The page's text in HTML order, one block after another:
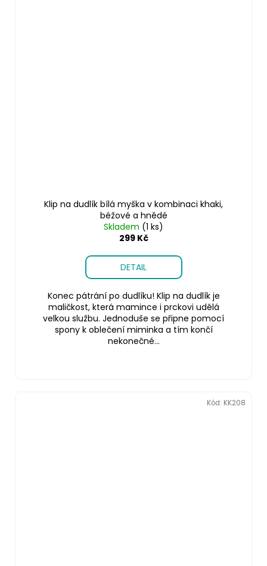
Klip na dudlík bílá myška v kombinaci khaki,
béžové a hnědé
Skladem (1 ks)
299 Kč
DETAIL
Konec pátrání po dudlíku! Klip na dudlík je
maličkost, která mamince i prckovi udělá
velkou službu. Jednoduše se připne pomocí
spony k oblečení miminka a tím končí
nekonečné...
Kód: KK208